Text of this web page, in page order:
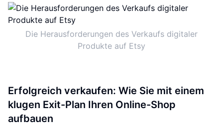
Die Herausforderungen des Verkaufs digitaler
Produkte auf Etsy
Erfolgreich verkaufen: Wie Sie mit einem
klugen Exit-Plan Ihren Online-Shop
aufbauen